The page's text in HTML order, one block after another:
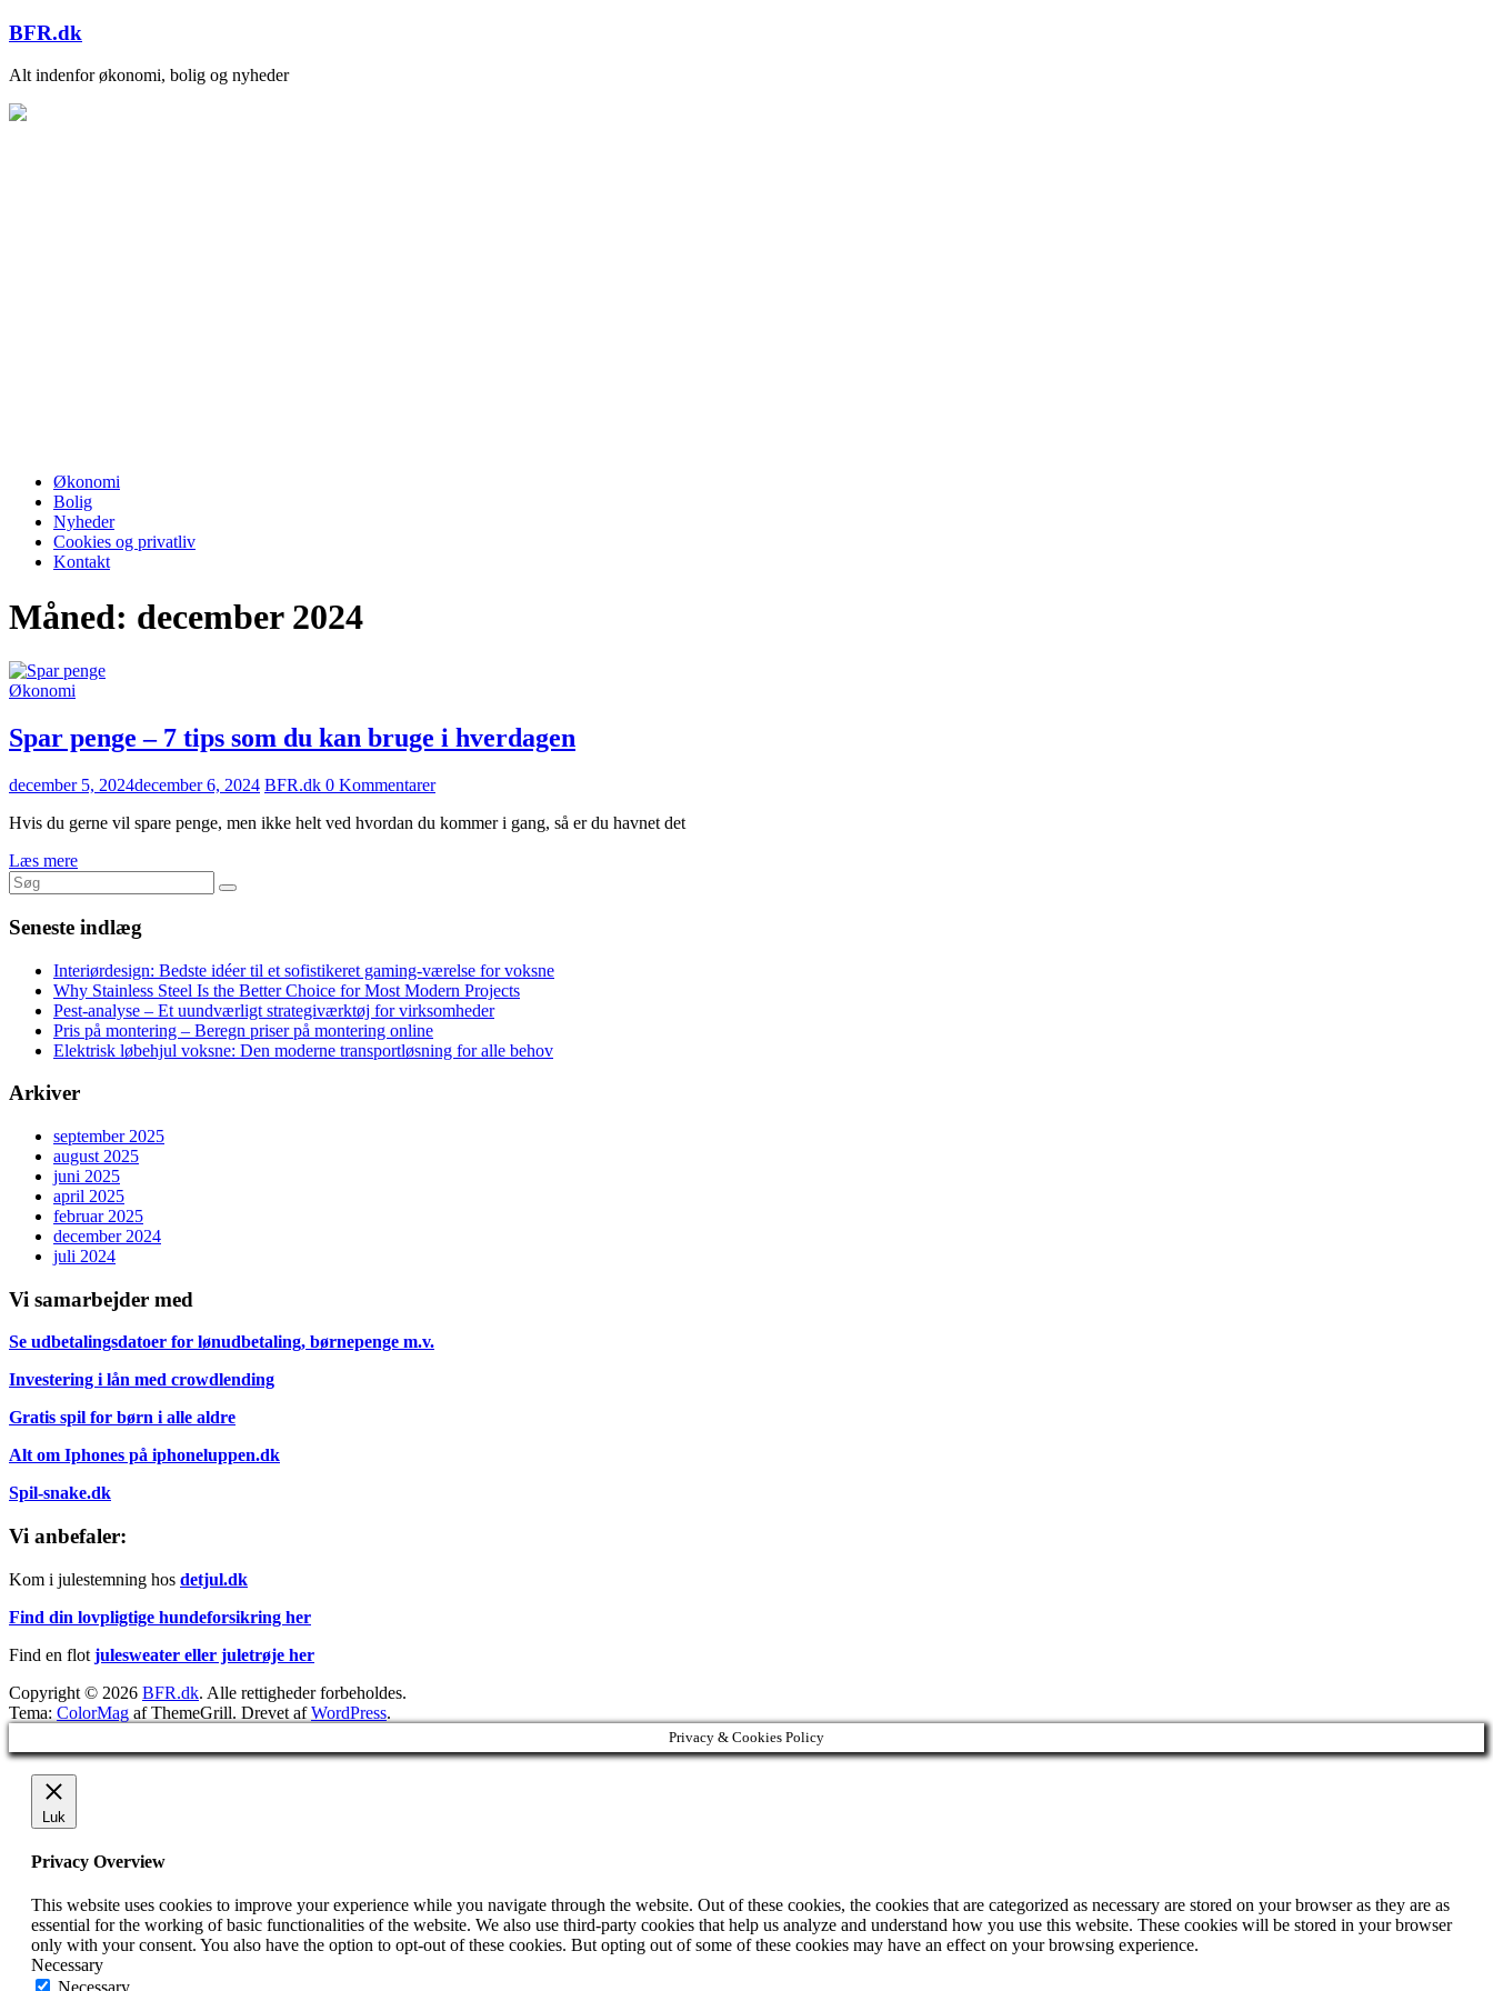
Skip
content
BFR.dk
Alt indenfor økonomi, bolig og nyheder
Økonomi
Bolig
Nyheder
Cookies og privatliv
Kontakt
Måned: december 2024
Økonomi
Spar penge – 7 tips som du kan bruge i hverdagen
december 5, 2024december 6, 2024 BFR.dk 0 Kommentarer
Hvis du gerne vil spare penge, men ikke helt ved hvordan du kommer i gang, så er du havnet det
Læs mere
Seneste indlæg
Interiørdesign: Bedste idéer til et sofistikeret gaming-værelse for voksne
Why Stainless Steel Is the Better Choice for Most Modern Projects
Pest-analyse – Et uundværligt strategiværktøj for virksomheder
Pris på montering – Beregn priser på montering online
Elektrisk løbehjul voksne: Den moderne transportløsning for alle behov
Arkiver
september 2025
august 2025
juni 2025
april 2025
februar 2025
december 2024
juli 2024
Vi samarbejder med
Se udbetalingsdatoer for lønudbetaling, børnepenge m.v.
Investering i lån med crowdlending
Gratis spil for børn i alle aldre
Alt om Iphones på iphoneluppen.dk
Spil-snake.dk
Vi anbefaler:
Kom i julestemning hos detjul.dk
Find din lovpligtige hundeforsikring her
Find en flot julesweater eller juletrøje her
Copyright © 2026 BFR.dk. Alle rettigheder forbeholdes.
Tema: ColorMag af ThemeGrill. Drevet afWordPress.
Privacy & Cookies Policy
Luk
Privacy Overview
This website uses cookies to improve your experience while you navigate through the website. Out of these cookies, the cookies that are categorized as necessary are stored on your browser as they are as
essential for the working of basic functionalities of the website. We also use third-party cookies that help us analyze and understand how you use this website. These cookies will be stored in your browser
only with your consent. You also have the option to opt-out of these cookies. But opting out of some of these cookies may have an effect on your browsing experience.
Necessary